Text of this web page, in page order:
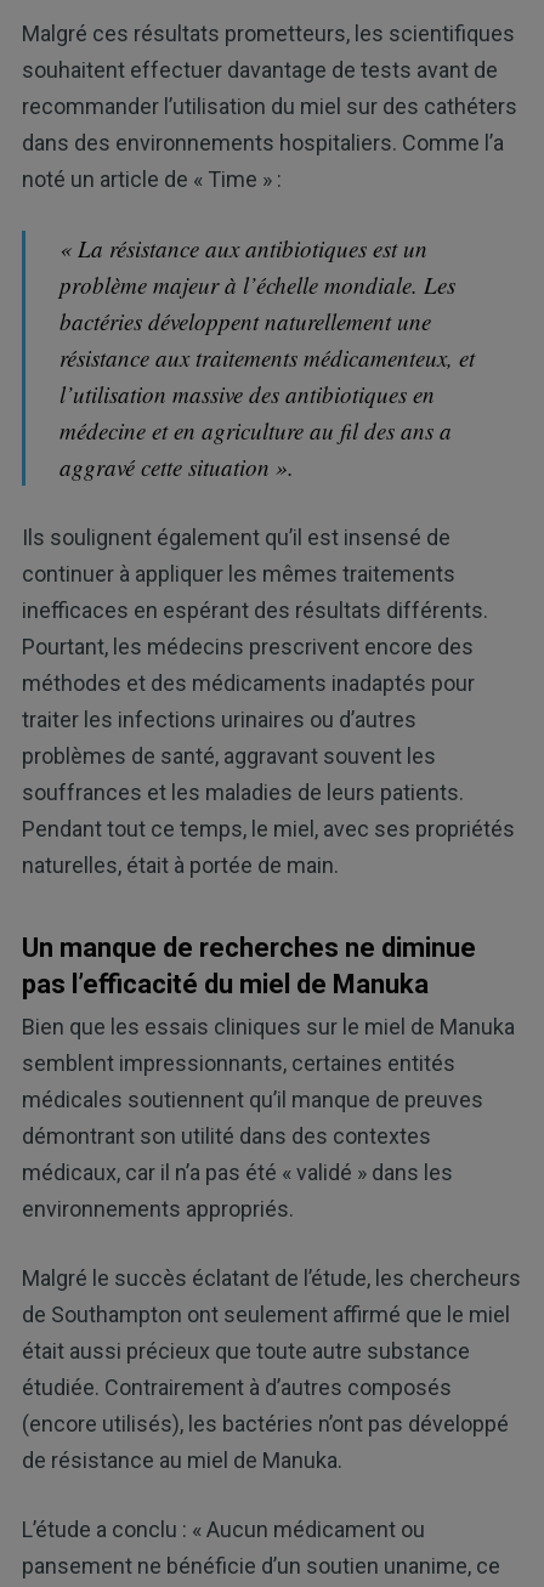
Malgré ces résultats prometteurs, les scientifiques
souhaitent effectuer davantage de tests avant de
recommander l’utilisation du miel sur des cathéters
dans des environnements hospitaliers. Comme l’a
noté un article de « Time » :
« La résistance aux antibiotiques est un
problème majeur à l’échelle mondiale. Les
bactéries développent naturellement une
résistance aux traitements médicamenteux, et
l’utilisation massive des antibiotiques en
médecine et en agriculture au fil des ans a
aggravé cette situation ».
Ils soulignent également qu’il est insensé de
continuer à appliquer les mêmes traitements
inefficaces en espérant des résultats différents.
Pourtant, les médecins prescrivent encore des
méthodes et des médicaments inadaptés pour
traiter les infections urinaires ou d’autres
problèmes de santé, aggravant souvent les
souffrances et les maladies de leurs patients.
Pendant tout ce temps, le miel, avec ses propriétés
naturelles, était à portée de main.
Un manque de recherches ne diminue
pas l’efficacité du miel de Manuka
Bien que les essais cliniques sur le miel de Manuka
semblent impressionnants, certaines entités
médicales soutiennent qu’il manque de preuves
démontrant son utilité dans des contextes
médicaux, car il n’a pas été « validé » dans les
environnements appropriés.
Malgré le succès éclatant de l’étude, les chercheurs
de Southampton ont seulement affirmé que le miel
était aussi précieux que toute autre substance
étudiée. Contrairement à d’autres composés
(encore utilisés), les bactéries n’ont pas développé
de résistance au miel de Manuka.
L’étude a conclu : « Aucun médicament ou
pansement ne bénéficie d’un soutien unanime, ce